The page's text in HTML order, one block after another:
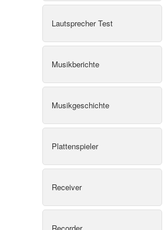
Lautsprecher Test
Musikberichte
Musikgeschichte
Plattenspieler
Receiver
Recorder